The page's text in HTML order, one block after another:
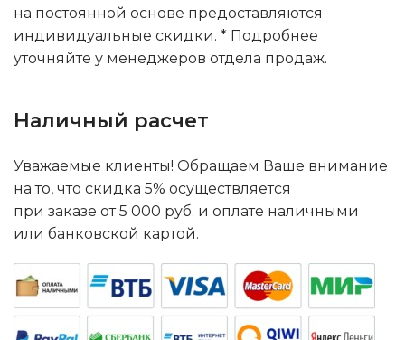
на постоянной основе предоставляются
индивидуальные скидки. * Подробнее
уточняйте у менеджеров отдела продаж.
Наличный расчет
Уважаемые клиенты! Обращаем Ваше внимание
на то, что скидка 5% осуществляется
при заказе от 5 000 руб. и оплате наличными
или банковской картой.